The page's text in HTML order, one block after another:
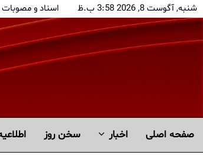
شنبه, آگوست 8, 2026 3:58 ب.ظ اسناد و
صفحه اصلی اخبار سخن روز